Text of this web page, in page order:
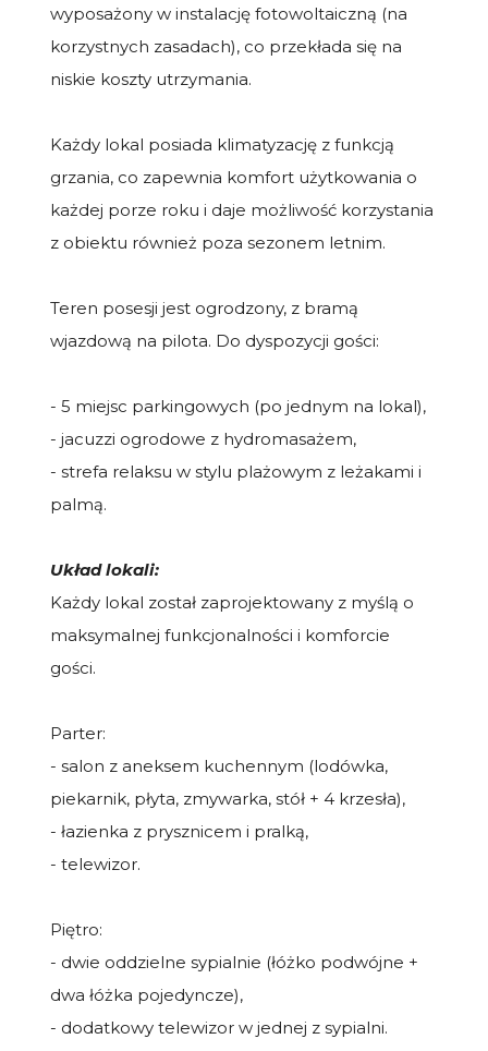
wyposażony w instalację fotowoltaiczną (na
korzystnych zasadach), co przekłada się na
niskie koszty utrzymania.
Każdy lokal posiada klimatyzację z funkcją
grzania, co zapewnia komfort użytkowania o
każdej porze roku i daje możliwość korzystania
z obiektu również poza sezonem letnim.
Teren posesji jest ogrodzony, z bramą
wjazdową na pilota. Do dyspozycji gości:
- 5 miejsc parkingowych (po jednym na lokal),
- jacuzzi ogrodowe z hydromasażem,
- strefa relaksu w stylu plażowym z leżakami i
palmą.
Układ lokali:
Każdy lokal został zaprojektowany z myślą o
maksymalnej funkcjonalności i komforcie
gości.
Parter:
- salon z aneksem kuchennym (lodówka,
piekarnik, płyta, zmywarka, stół + 4 krzesła),
- łazienka z prysznicem i pralką,
- telewizor.
Piętro:
- dwie oddzielne sypialnie (łóżko podwójne +
dwa łóżka pojedyncze),
- dodatkowy telewizor w jednej z sypialni.